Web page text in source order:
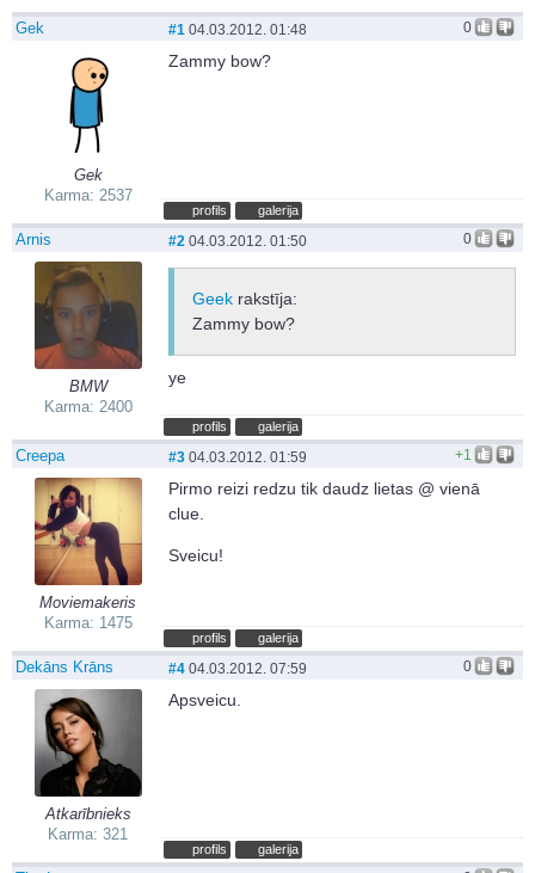
Gek
Gek
Karma: 2537
0
#1 04.03.2012. 01:48
Zammy bow?
profils galerija
Arnis
BMW
Karma: 2400
0
#2 04.03.2012. 01:50
Geek rakstīja:
Zammy bow?
ye
profils galerija
Creepa
Moviemakeris
Karma: 1475
+1
#3 04.03.2012. 01:59
Pirmo reizi redzu tik daudz lietas @ vienā
clue.
Sveicu!
profils galerija
Dekāns Krāns
Atkarībnieks
Karma: 321
0
#4 04.03.2012. 07:59
Apsveicu.
profils galerija